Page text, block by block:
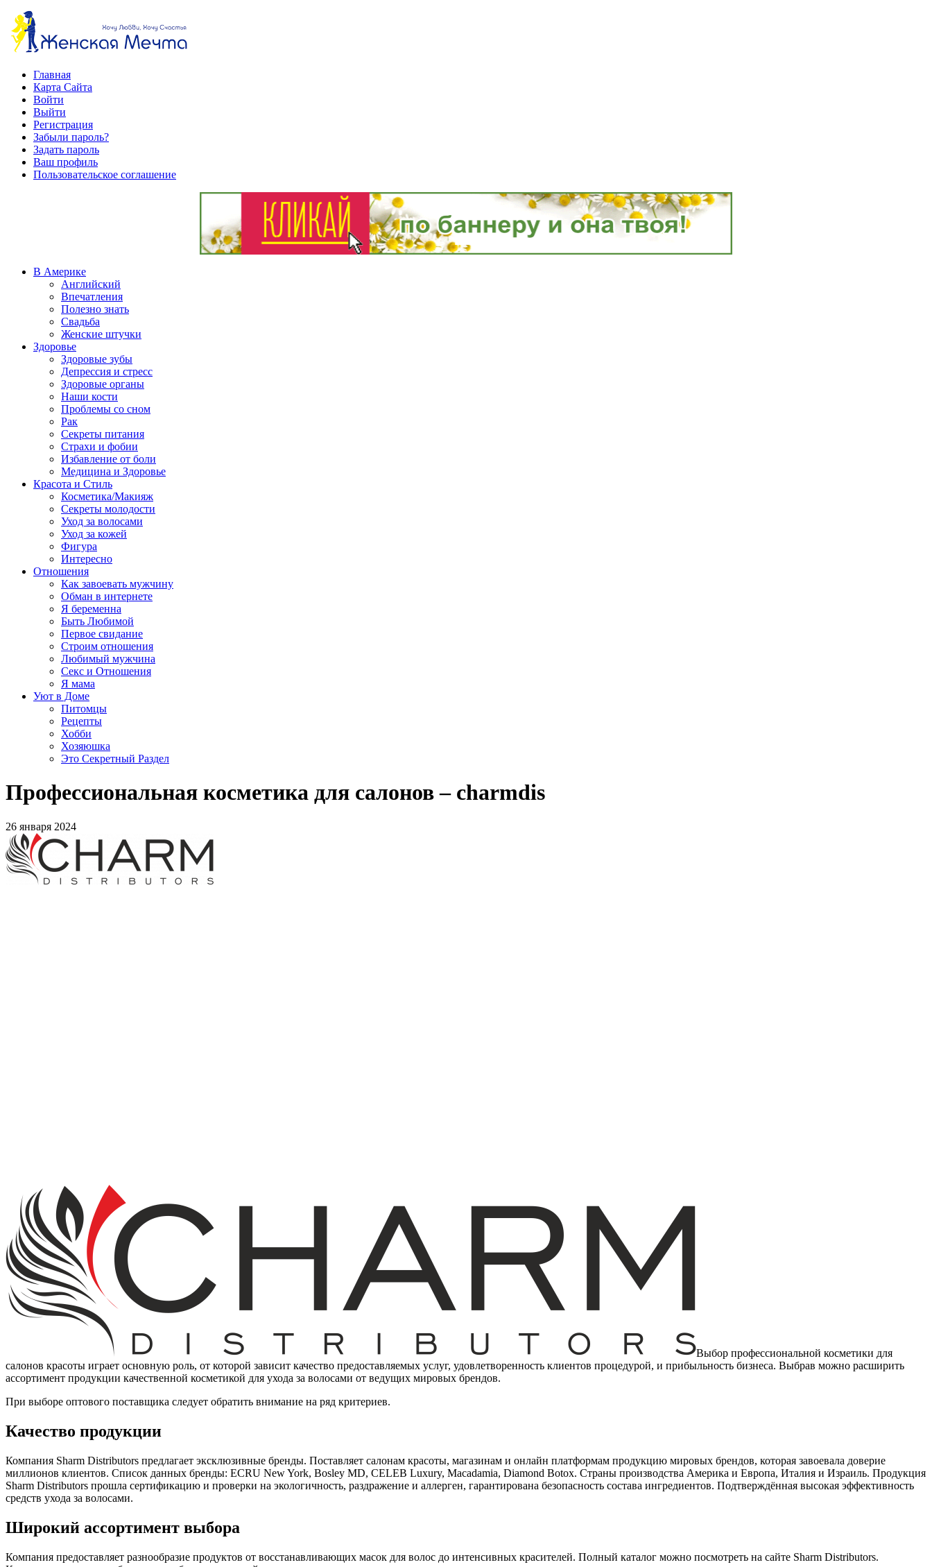
Главная
Карта Сайта
Войти
Выйти
Регистрация
Забыли пароль?
Задать пароль
Ваш профиль
Пользовательское соглашение
В Америке
Английский
Впечатления
Полезно знать
Свадьба
Женские штучки
Здоровье
Здоровые зубы
Депрессия и стресс
Здоровые органы
Наши кости
Проблемы со сном
Рак
Секреты питания
Страхи и фобии
Избавление от боли
Медицина и Здоровье
Красота и Стиль
Косметика/Макияж
Секреты молодости
Уход за волосами
Уход за кожей
Фигура
Интересно
Отношения
Как завоевать мужчину
Обман в интернете
Я беременна
Быть Любимой
Первое свидание
Строим отношения
Любимый мужчина
Секс и Отношения
Я мама
Уют в Доме
Питомцы
Рецепты
Хобби
Хозяюшка
Это Секретный Раздел
Профессиональная косметика для салонов – charmdis
26 января 2024
Выбор профессиональной косметики для
салонов красоты играет основную роль, от которой зависит качество предоставляемых услуг, удовлетворенность клиентов процедурой, и прибыльность бизнеса. Выбрав можно расширить
ассортимент продукции качественной косметикой для ухода за волосами от ведущих мировых брендов.
При выборе оптового поставщика следует обратить внимание на ряд критериев.
Качество продукции
Компания Sharm Distributors предлагает эксклюзивные бренды. Поставляет салонам красоты, магазинам и онлайн платформам продукцию мировых брендов, которая завоевала доверие
миллионов клиентов. Список данных бренды: ECRU New York, Bosley MD, CELEB Luxury, Macadamia, Diamond Botox. Страны производства Америка и Европа, Италия и Израиль. Продукция
Sharm Distributors прошла сертификацию и проверки на экологичность, раздражение и аллерген, гарантирована безопасность состава ингредиентов. Подтверждённая высокая эффективность
средств ухода за волосами.
Широкий ассортимент выбора
Компания предоставляет разнообразие продуктов от восстанавливающих масок для волос до интенсивных красителей. Полный каталог можно посмотреть на сайте Sharm Distributors.